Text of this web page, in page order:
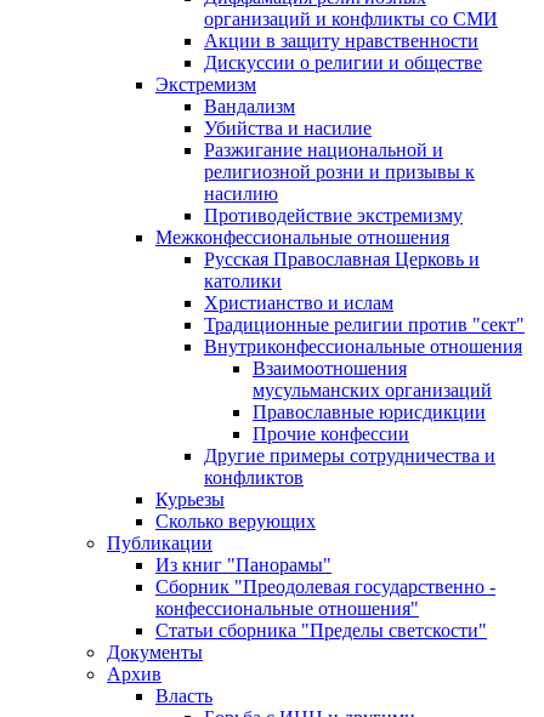
организаций и конфликты со СМИ
Акции в защиту нравственности
Дискуссии о религии и обществе
Экстремизм
Вандализм
Убийства и насилие
Разжигание национальной и
религиозной розни и призывы к
насилию
Противодействие экстремизму
Межконфессиональные отношения
Русская Православная Церковь и
католики
Христианство и ислам
Традиционные религии против "сект"
Внутриконфессиональные отношения
Взаимоотношения
мусульманских организаций
Православные юрисдикции
Прочие конфессии
Другие примеры сотрудничества и
конфликтов
Курьезы
Сколько верующих
Публикации
Из книг "Панорамы"
Сборник "Преодолевая государственно -
конфессиональные отношения"
Статьи сборника "Пределы светскости"
Документы
Архив
Власть